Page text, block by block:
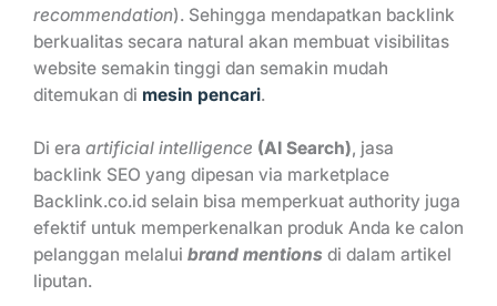
recommendation). Sehingga mendapatkan backlink
berkualitas secara natural akan membuat visibilitas
website semakin tinggi dan semakin mudah
ditemukan di mesin pencari.
Di era artificial intelligence (AI Search), jasa
backlink SEO yang dipesan via marketplace
Backlink.co.id selain bisa memperkuat authority juga
efektif untuk memperkenalkan produk Anda ke calon
pelanggan melalui brand mentions di dalam artikel
liputan.